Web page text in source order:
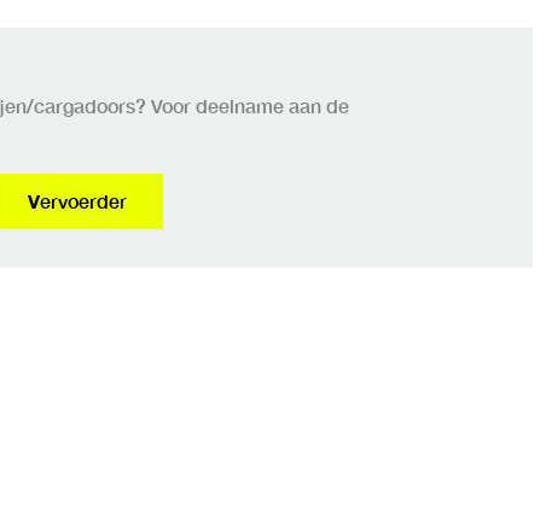
cargadoors? Voor deelname aan de
Vervoerder